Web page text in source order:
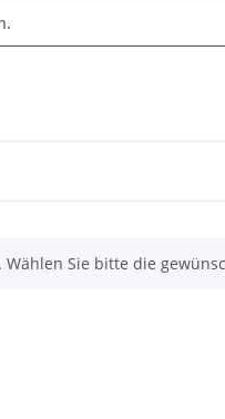
Sie bitte die